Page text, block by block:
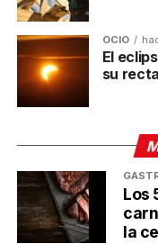
redonda en la
de Comercio de
Atlántico
atlánticos en la
protagonistas
encargada de
Post Views: 483
TEMAS
INTERNACIONAL
OCIO
El
su
Los
la